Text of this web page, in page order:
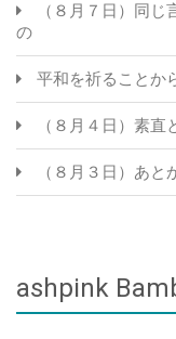
（８月７日）同
の
平和を祈ることか
（８月４日）素直
（８月３日）あ
ashpink